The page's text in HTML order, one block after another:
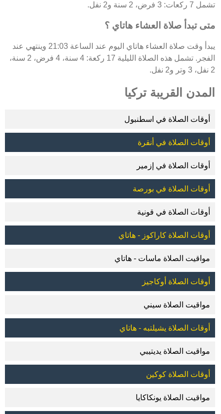
تشمل 7 ركعات: 3 فرض، 2 سنة و2 نفل.
متى تبدأ صلاة العشاء هاتاي ؟
يبدأ وقت صلاة العشاء هاتاي اليوم عند الساعة 21:03 وينتهي عند
الفجر. تشمل هذه الصلاة الليلية 17 ركعة: 4 سنة، 4 فرض، 2 سنة،
2 نفل، 3 وتر و2 نفل.
المدن القريبة تركيا
أوقات الصلاة في اسطنبول
أوقات الصلاة في أنقرة
أوقات الصلاة في إزمير
أوقات الصلاة في بورصة
أوقات الصلاة في قونية
أوقات الصلاة كاراكوز - هاتاي
مواقيت الصلاة ماسات - هاتاي
أوقات الصلاة أوكاجيز
مواقيت الصلاة سيني
أوقات الصلاة يشيلتبه - هاتاي
مواقيت الصلاة يديتيبي
أوقات الصلاة كوكين
مواقيت الصلاة يونكاكايا